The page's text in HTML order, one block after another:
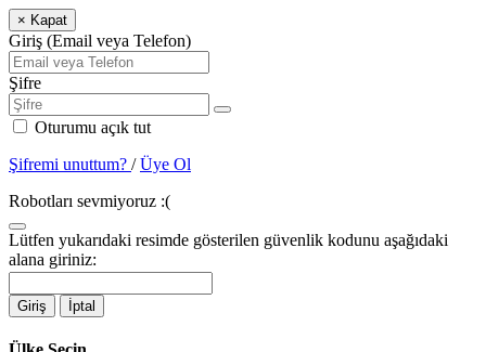
× Kapat
Giriş (Email veya Telefon)
Şifre
Oturumu açık tut
Şifremi unuttum? /Üye Ol
Robotları sevmiyoruz :(
Lütfen yukarıdaki resimde gösterilen güvenlik kodunu aşağıdaki
alana giriniz:
Giriş İptal